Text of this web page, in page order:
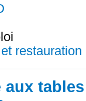
restauration
aux tables